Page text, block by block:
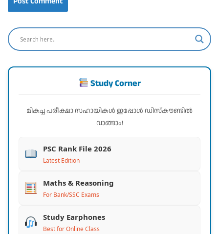
Study Corner
മികച്ച പരീക്ഷാ സഹായികൾ ഇപ്പോൾ ഡിസ്കൗണ്ടിൽ
വാങ്ങാം!
PSC Rank File 2026
Latest Edition
Maths & Reasoning
For Bank/SSC Exams
Study Earphones
Best for Online Class